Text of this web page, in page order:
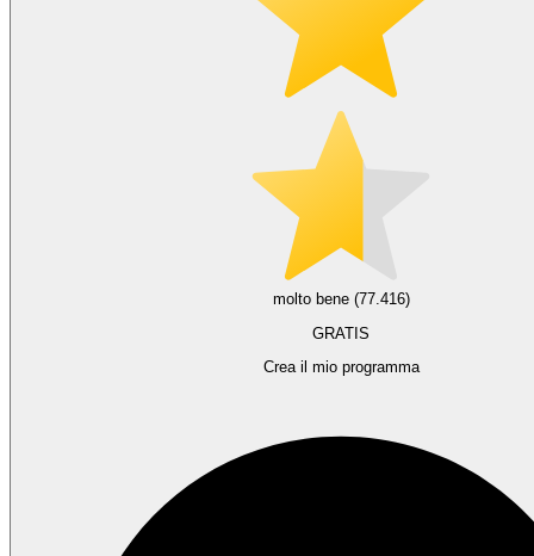
molto bene (77.416)
GRATIS
Crea il mio programma